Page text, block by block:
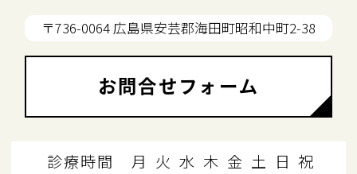
〒736-0064 広島県安芸郡海田町昭和中町2-38
お問合せフォーム
診療時間 月 火 水 木 金 土 日 祝